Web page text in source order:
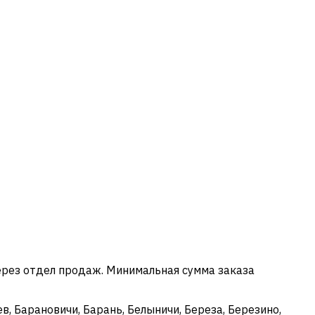
отдел продаж. Минимальная сумма заказа
Барановичи, Барань, Белыничи, Береза, Березино,